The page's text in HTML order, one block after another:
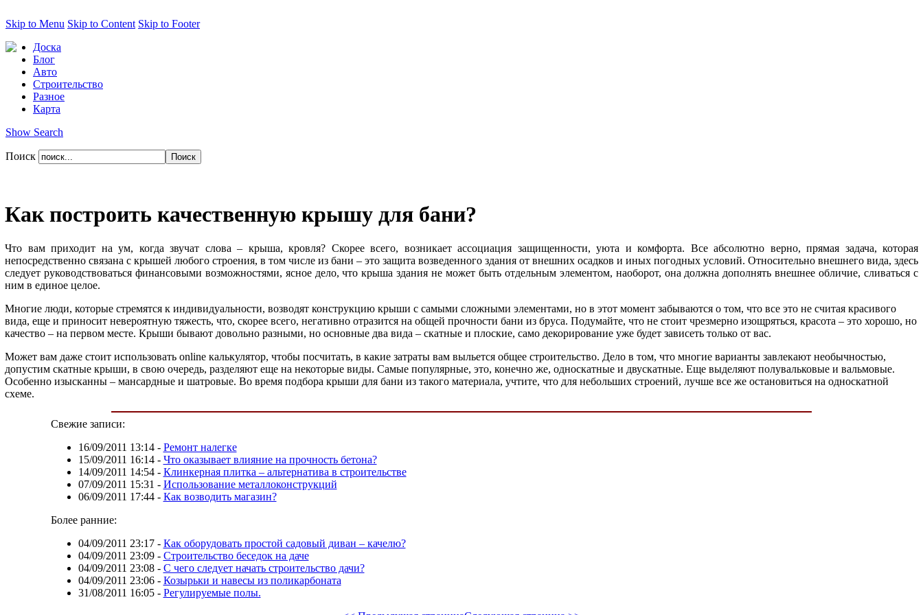
Skip to Menu Skip to Content Skip to Footer
Доска
Блог
Авто
Строительство
Разное
Карта
Show Search
Поиск
Как построить качественную крышу для бани?
Что вам приходит на ум, когда звучат слова – крыша, кровля? Скорее всего, возникает ассоциация защищенности, уюта и комфорта. Все абсолютно верно, прямая задача, которая
непосредственно связана с крышей любого строения, в том числе из бани – это защита возведенного здания от внешних осадков и иных погодных условий. Относительно внешнего вида, здесь
следует руководствоваться финансовыми возможностями, ясное дело, что крыша здания не может быть отдельным элементом, наоборот, она должна дополнять внешнее обличие, сливаться с
ним в единое целое.
Многие люди, которые стремятся к индивидуальности, возводят конструкцию крыши с самыми сложными элементами, но в этот момент забываются о том, что все это не считая красивого
вида, еще и приносит невероятную тяжесть, что, скорее всего, негативно отразится на общей прочности бани из бруса. Подумайте, что не стоит чрезмерно изощряться, красота – это хорошо, но
качество – на первом месте. Крыши бывают довольно разными, но основные два вида – скатные и плоские, само декорирование уже будет зависеть только от вас.
Может вам даже стоит использовать online калькулятор, чтобы посчитать, в какие затраты вам выльется общее строительство. Дело в том, что многие варианты завлекают необычностью,
допустим скатные крыши, в свою очередь, разделяют еще на некоторые виды. Самые популярные, это, конечно же, односкатные и двускатные. Еще выделяют полувальковые и вальмовые.
Особенно изысканны – мансардные и шатровые. Во время подбора крыши для бани из такого материала, учтите, что для небольших строений, лучше все же остановиться на односкатной
схеме.
Свежие записи:
16/09/2011 13:14- Ремонт налегке
15/09/2011 16:14- Что оказывает влияние на прочность бетона?
14/09/2011 14:54- Клинкерная плитка – альтернатива в строительстве
07/09/2011 15:31 - Использование металлоконструкций
06/09/2011 17:44- Как возводить магазин?
Более ранние:
04/09/2011 23:17- Как оборудовать простой садовый диван – качелю?
04/09/2011 23:09- Строительство беседок на даче
04/09/2011 23:08- С чего следует начать строительство дачи?
04/09/2011 23:06- Козырьки и навесы из поликарбоната
31/08/2011 16:05- Регулируемые полы.